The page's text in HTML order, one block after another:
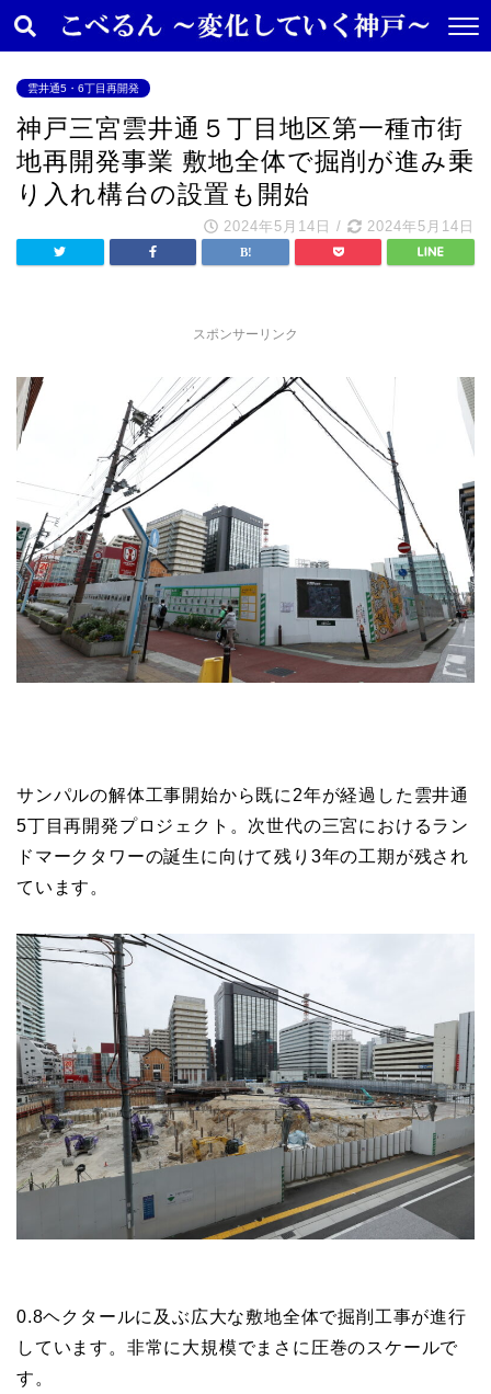
雲井通5・6丁目再開発
神戸三宮雲井通５丁目地区第一種市街
地再開発事業 敷地全体で掘削が進み乗
り入れ構台の設置も開始
2024年5月14日 / 2024年5月14日
スポンサーリンク
サンパルの解体工事開始から既に2年が経過した雲井通
5丁目再開発プロジェクト。次世代の三宮におけるラン
ドマークタワーの誕生に向けて残り3年の工期が残され
ています。
0.8ヘクタールに及ぶ広大な敷地全体で掘削工事が進行
しています。非常に大規模でまさに圧巻のスケールで
す。